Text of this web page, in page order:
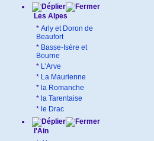
Les Alpes
* Arly et Doron de
Beaufort
* Basse-Isère et
Bourne
* L'Arve
* La Maurienne
* la Romanche
* la Tarentaise
* le Drac
l'Ain